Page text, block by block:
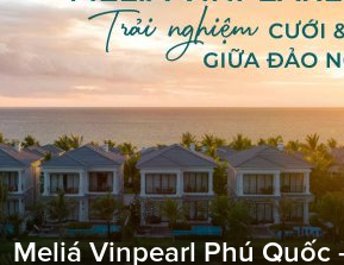
Meliá Vinpearl Phú Quốc